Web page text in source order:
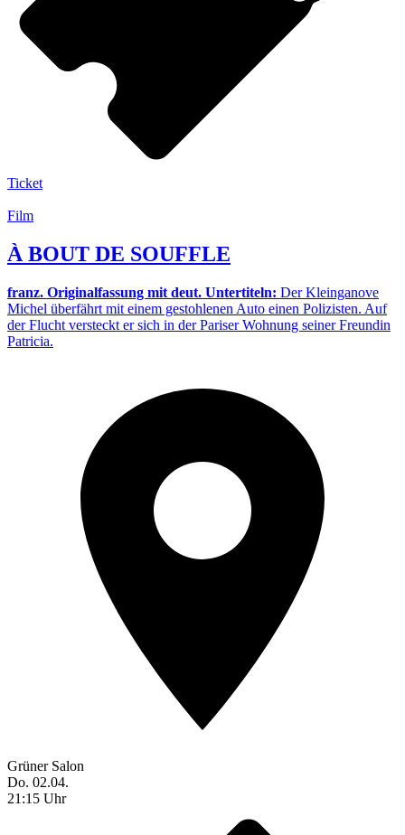
Ticket
Film
À BOUT DE SOUFFLE
franz. Originalfassung mit deut. Untertiteln: Der Kleinganove
Michel überfährt mit einem gestohlenen Auto einen Polizisten. Auf
der Flucht versteckt er sich in der Pariser Wohnung seiner Freundin
Patricia.
Grüner Salon
Do. 02.04.
21:15 Uhr